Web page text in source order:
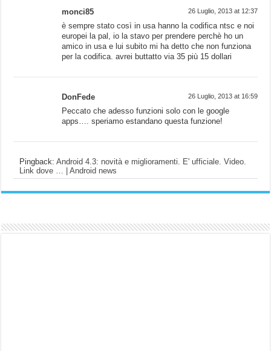
monci85 26 Luglio, 2013 at 12:37
è sempre stato così in usa hanno la codifica ntsc e noi
europei la pal, io la stavo per prendere perchè ho un
amico in usa e lui subito mi ha detto che non funziona
per la codifica. avrei buttatto via 35 più 15 dollari
DonFede 26 Luglio, 2013 at 16:59
Peccato che adesso funzioni solo con le google
apps…. speriamo estandano questa funzione!
Pingback:Android 4.3: novità e miglioramenti. E' ufficiale. Video.
Link dove … | Android news